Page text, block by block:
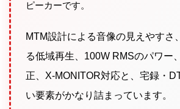
ピーカーです。
MTM設計による音像の見えやすさ
る低域再生、100W RMSのパワー
正、X-MONITOR対応と、宅録・
い要素がかなり詰まっています。